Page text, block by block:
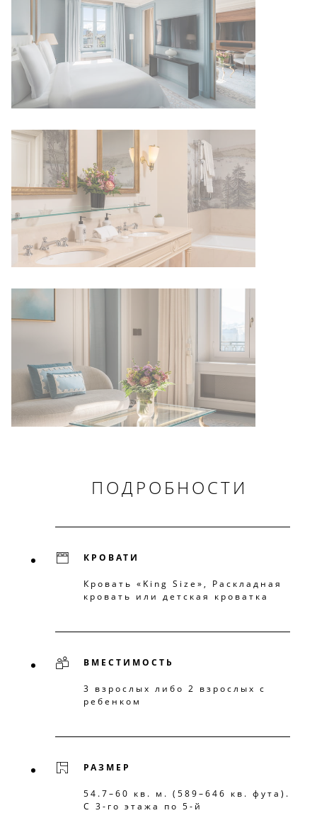
ПОДРОБНОСТИ
КРОВАТИ
Кровать «King Size», Раскладная
кровать или детская кроватка
ВМЕСТИМОСТЬ
3 взрослых либо 2 взрослых с
ребенком
РАЗМЕР
54.7–60 кв. м. (589–646 кв. фута).
С 3-го этажа по 5-й